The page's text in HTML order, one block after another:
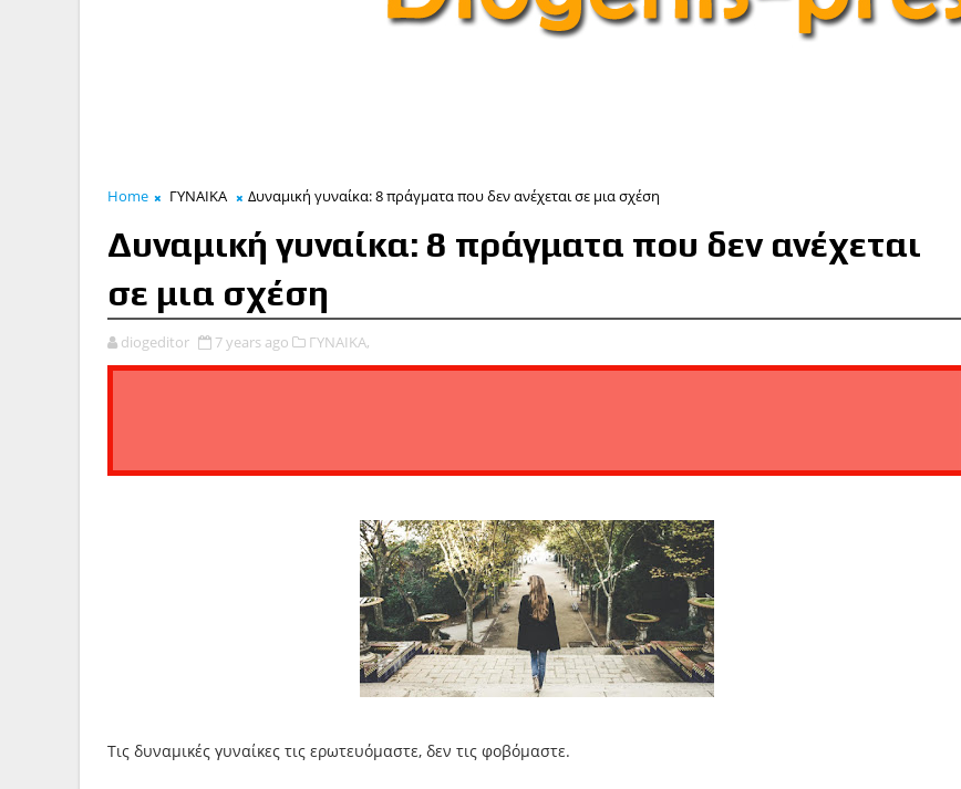
Home ΓΥΝΑΙΚΑ Δυναμική γυναίκα: 8 πράγματα που δεν ανέχεται σε μια σχέση
Δυναμική γυναίκα: 8 πράγματα που δεν ανέχεται
σε μια σχέση
diogeditor 7 years ago ΓΥΝΑΙΚΑ,
Τις δυναμικές γυναίκες τις ερωτευόμαστε, δεν τις φοβόμαστε.